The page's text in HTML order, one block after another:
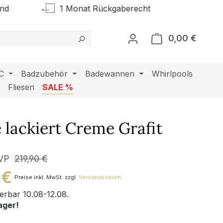
1 Monat Rückgaberecht
0,00 €
Badzubehör Badewannen
Whirlpools
Fliesen
SALE %
lackiert Creme Grafit
219,90 €
Preise inkl. MwSt. zzgl. Versandkosten
10.08-12.08.